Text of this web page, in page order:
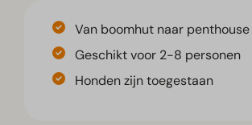
Van boomhut naar penthouse
Geschikt voor 2-8 personen
Honden zijn toegestaan